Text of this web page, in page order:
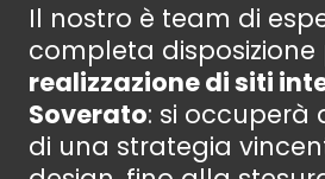
Il nostro è team di
completa disposizione
realizzazione di siti
Soverato: si occuperà
di una strategia